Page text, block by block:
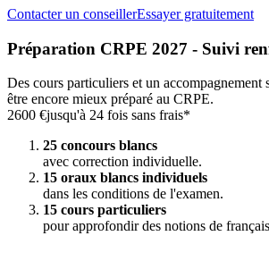
Contacter un conseillerEssayer gratuitement
Préparation CRPE 2027 - Suivi
Des cours particuliers et un accompagnement
être encore mieux préparé au CRPE.
2600 €jusqu'à 24 fois sans frais*
25 concours blancs
avec correction individuelle.
15 oraux blancs individuels
dans les conditions de l'examen.
15 cours particuliers
pour approfondir des notions de